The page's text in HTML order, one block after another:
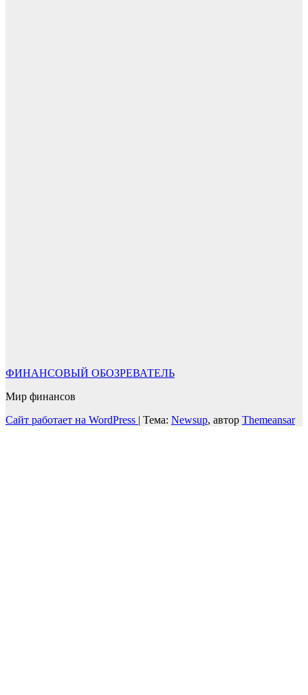
ФИНАНСОВЫЙ ОБОЗРЕВАТЕЛЬ
Мир финансов
Сайт работает на WordPress | Тема: Newsup, автор Themeansar